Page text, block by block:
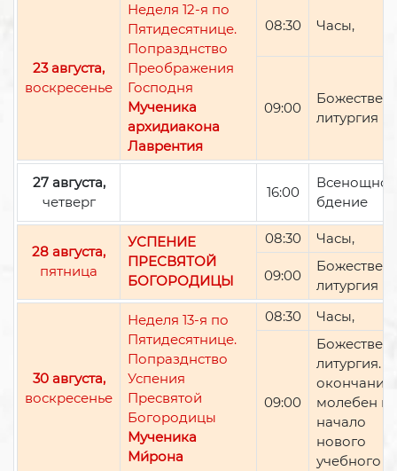
23 августа,
воскресенье
Неделя 12-я по
Пятидесятнице.
Попразднство
Преображения
Господня
Мученика
архидиакона
Лаврентия
08:30 Часы,
09:00
литургия
27 августа,
четверг
16:00
Всенощное
бдение
28 августа,
пятница
УСПЕНИЕ
ПРЕСВЯТОЙ
БОГОРОДИЦЫ
08:30 Часы,
09:00
литургия
30 августа,
воскресенье
Неделя 13-я по
Пятидесятнице.
Попразднство
Успения
Пресвятой
Богородицы
Мученика
Ми́рона
08:30 Часы,
09:00
литургия.
окончании
молебен
начало
нового
учебного